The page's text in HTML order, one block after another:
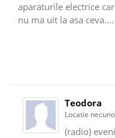
aparaturile electrice
nu ma uit la asa
Teodora
Locatie
(radio)